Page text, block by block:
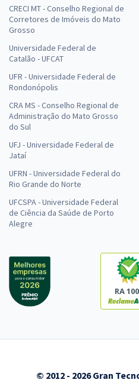
CRECI MT - Conselho Regional de
Corretores de Imóveis do Mato
Grosso
Universidade Federal de
Catalão - UFCAT
UFR - Universidade Federal de
Rondonópolis
CRA MS - Conselho Regional de
Administração do Mato Grosso
do Sul
UFJ - Universidade Federal de
Jataí
UFRN - Universidade Federal do
Rio Grande do Norte
UFCSPA - Universidade Federal
de Ciência da Saúde de Porto
Alegre
RA
© 2012 - 2026 Gran